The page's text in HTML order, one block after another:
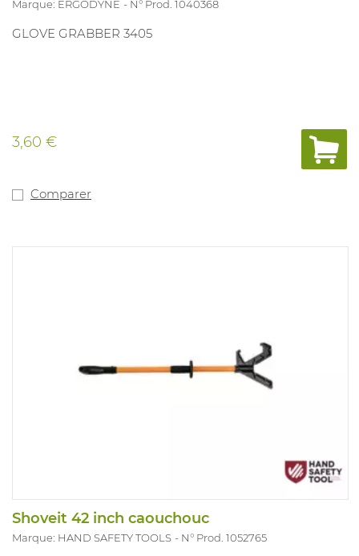
Marque: ERGODYNE N° Prod. 1040368
GLOVE GRABBER 3405
3,60 €
Comparer
Shoveit 42 inch caouchouc
Marque: HAND SAFETY TOOLS N° Prod. 1052765